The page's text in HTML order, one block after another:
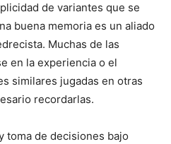
de variantes que se
buena memoria es un aliado
Muchas de las
en la experiencia o el
similares jugadas en otras
recordarlas.
toma de decisiones bajo